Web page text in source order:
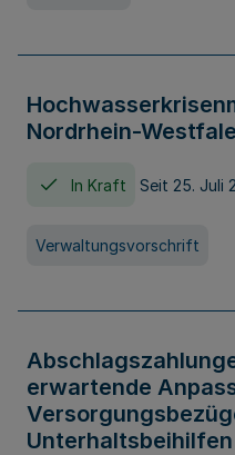
Nordrhein-
In Kraft Seit 25. Juli
Verwaltungsvorschrift
erwartende